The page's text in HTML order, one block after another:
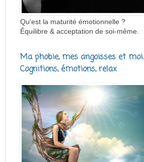
Qu'est la maturité émotionnelle ?
Équilibre & acceptation de soi-même.
Ma phobie, mes angoisses et moi.
Cognitions, émotions, relax